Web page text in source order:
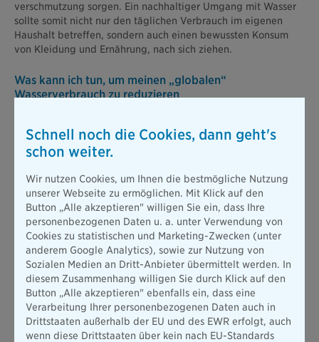
verschmutzung sorgen. Ein nachhaltiger Umgang mit Wasser
sollte somit nicht nur den täglichen Verbrauch im eigenen
Haushalt betreffen, sondern auch einen bewussten Konsum
von Kleidung und Ernährung, nach sich ziehen.
Was kann ich tun, um meinen „globalen“
Wasserverbrauch zu reduzieren
Konsums auf jeden Fall klar: Jeder Wasserverbraucher sollte
sich auch in Deutschland mit dem wertschätzenden Umgang
mit der Ressource Wasser befassen. Ergo:
Um den virtuellen Wasserfußabdruck zu verringern, bietet es
sich daher nicht nur an, regionale und saisonale Produkte zu
kaufen. Auch faire und ökologische Produkte helfen, den
indirekten Wasserverbrauch konkret zu reduzieren. Ebenfalls
kann ein achtsamer Umgang bei Fleisch helfen. Beansprucht
dieses doch viel Wasser in Aufzucht und Produktion.
Ein bedarfsgerechter Einkauf, der Verschwendung vorbeugt,
dient zudem ebenfalls dem Wasserfußabdruck. Das gilt auch
für die Nutzung von technischem Equipment und Kleidung:
Für den Wasserverbrauch ist hier weniger – und vor allem
Schnell noch die Cookies, dann geht's
schon weiter.
Wir nutzen Cookies, um Ihnen die bestmögliche Nutzung
unserer Webseite zu ermöglichen. Mit Klick auf den
Button „Alle akzeptieren" willigen Sie ein, dass Ihre
personenbezogenen Daten u. a. unter Verwendung von
Cookies zu statistischen und Marketing-Zwecken (unter
anderem Google Analytics), sowie zur Nutzung von
Sozialen Medien an Dritt-Anbieter übermittelt werden. In
diesem Zusammenhang willigen Sie durch Klick auf den
Button „Alle akzeptieren" ebenfalls ein, dass eine
Verarbeitung Ihrer personenbezogenen Daten auch in
Drittstaaten außerhalb der EU und des EWR erfolgt, auch
wenn diese Drittstaaten über kein nach EU-Standards